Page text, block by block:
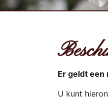
Er geldt een
U kunt